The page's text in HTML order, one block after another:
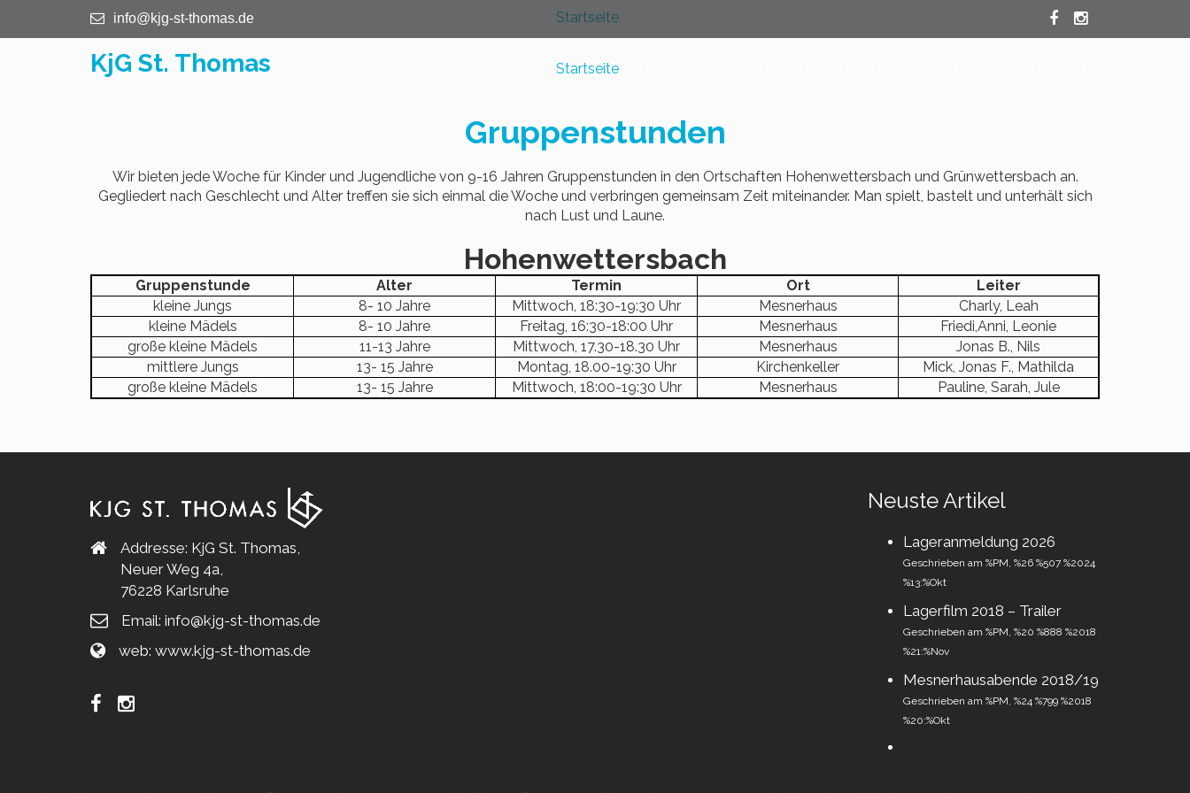
info@kjg-st-thomas.de
KjG St. Thomas Startseite
Startseite Top Secret
Gruppenstunden
Wir bieten jede Woche für Kinder und Jugendliche von 9-16 Jahren Gruppenstunden in den Ortschaften Hohenwettersbach und Grünwettersbach an.
Gegliedert nach Geschlecht und Alter treffen sie sich einmal die Woche und verbringen gemeinsam Zeit miteinander. Man spielt, bastelt und unterhält sich
nach Lust und Laune.
Hohenwettersbach
Gruppenstunde Alter Termin Ort
Leiter
kleine Jungs
8- 10 Jahre Mittwoch, 18:30-19:30 Uhr Mesnerhaus
Charly, Leah
kleine Mädels
8- 10 Jahre Freitag, 16:30-18:00 Uhr Mesnerhaus
Friedi,Anni, Leonie
große kleine Mädels
11-13 Jahre Mittwoch, 17.30-18.30 Uhr Mesnerhaus
Jonas B., Nils
mittlere Jungs
13- 15 Jahre Montag, 18.00-19:30 Uhr Kirchenkeller
Mick, Jonas F., Mathilda
große kleine Mädels
13- 15 Jahre Mittwoch, 18:00-19:30 Uhr Mesnerhaus Pauline, Sarah, Jule
Addresse: KjG St. Thomas,
Neuer Weg 4a,
76228 Karlsruhe
Email: info@kjg-st-thomas.de
web: www.kjg-st-thomas.de
Neuste Artikel
Lageranmeldung 2026
Geschrieben am %PM, %26 %507 %2024
%13:%Okt
Lagerfilm 2018 – Trailer
Geschrieben am %PM, %20 %888 %2018
%21:%Nov
Mesnerhausabende 2018/19
Geschrieben am %PM, %24 %799 %2018
%20:%Okt